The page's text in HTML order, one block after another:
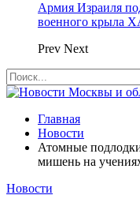
Армия Израиля
военного крыла
Prev Next
Главная
Новости
Атомные
мишень на
Новости